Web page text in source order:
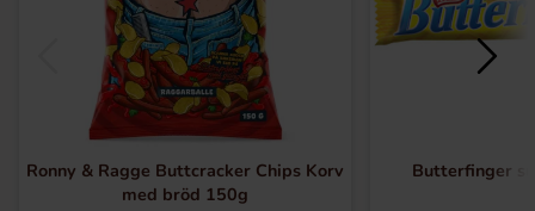
Ronny & Ragge Buttcracker Chips Korv
med bröd 150g
Butterfinger